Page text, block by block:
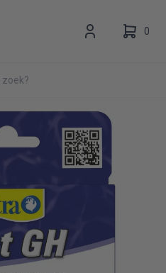
0
is leeg.
producten.